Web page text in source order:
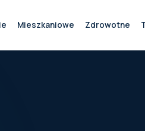
Mieszkaniowe Zdrowotne